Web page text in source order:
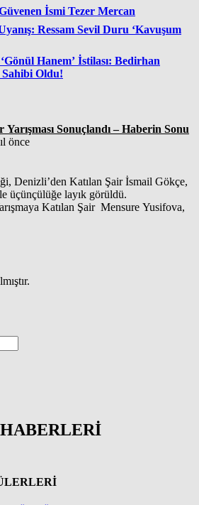
İsmi Tezer Mercan
Ressam Sevil Duru ‘Kavuşum
Hanem’ İstilası: Bedirhan
Sahibi Oldu!
Yarışması Sonuçlandı – Haberin Sonu
önce
Denizli’den Katılan Şair İsmail Gökçe,
üçünçülüğe layık görüldü.
Katılan Şair Mensure Yusifova,